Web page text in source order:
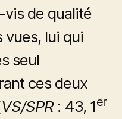
de qualité
vues, lui qui
seul
ces deux
VS/SPR: 43, 1er